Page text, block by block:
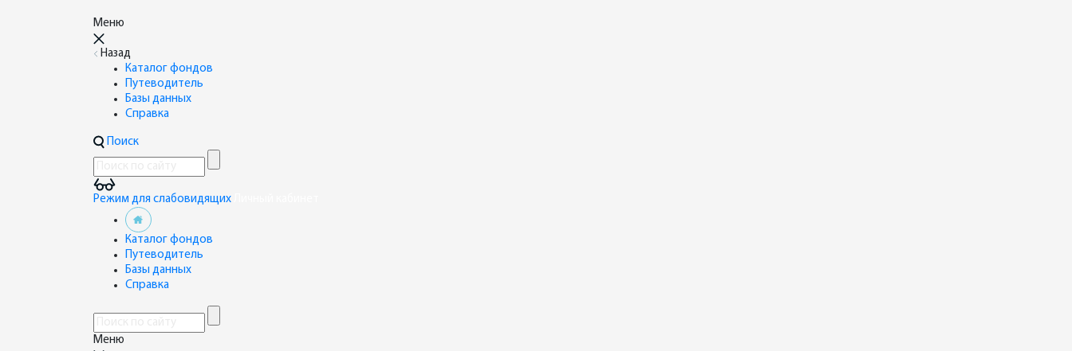
Меню
Назад
Каталог фондов
Путеводитель
Базы данных
Справка
Поиск
Режим для слабовидящих
Каталог фондов
Путеводитель
Базы данных
Справка
Меню